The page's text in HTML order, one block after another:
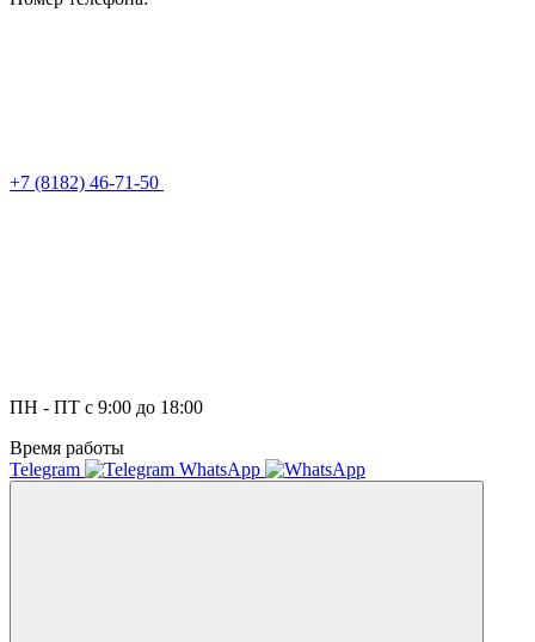
+7 (8182) 46-71-50
ПН - ПТ с 9:00 до 18:00
Время работы
Telegram
WhatsApp